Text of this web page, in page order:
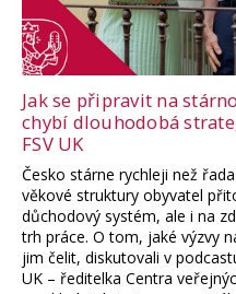
Jak se připravit na
chybí dlouhodobá
FSV UK
Česko stárne rychleji než
věkové struktury obyvatel
důchodový systém, ale i na
trh práce. O tom, jaké výzvy
jim čelit, diskutovali v
UK – ředitelka Centra